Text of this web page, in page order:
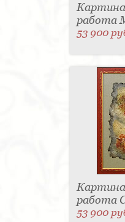
работа
53 900
работа
53 900